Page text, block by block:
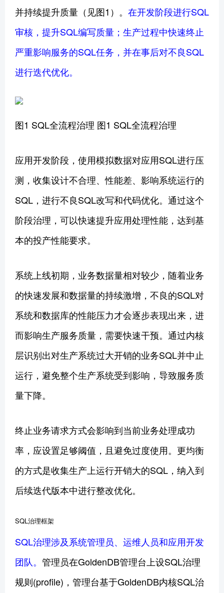
并持续提升质量（见图1）。 在开发阶段进行SQL
审核，提升SQL编写质量；生产过程中快速终止
严重影响服务的SQL任务，并在事后对不良SQL
进行迭代优化。
图1 SQL全流程治理 图1 SQL全流程治理
应用开发阶段，使用模拟数据对应用SQL进行压
测，收集设计不合理、性能差、影响系统运行的
SQL，进行不良SQL改写和代码优化。通过这个
阶段治理，可以快速提升应用处理性能，达到基
本的投产性能要求。
系统上线初期，业务数据量相对较少，随着业务
的快速发展和数据量的持续激增，不良的SQL对
系统和数据库的性能压力才会逐步表现出来，进
而影响生产服务质量，需要快速干预。通过内核
层识别出对生产系统过大开销的业务SQL并中止
运行，避免整个生产系统受到影响，导致服务质
量下降。
终止业务请求方式会影响到当前业务处理成功
率，应设置足够阈值，且避免过度使用。更均衡
的方式是收集生产上运行开销大的SQL，纳入到
后续迭代版本中进行整改优化。
SQL治理框架
SQL治理涉及系统管理员、运维人员和应用开发
团队。 管理员在GoldenDB管理台上设SQL治理
规则(profile)，管理台基于GoldenDB内核SQL治